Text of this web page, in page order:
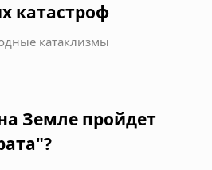
катастроф
катаклизмы
Земле пройдет